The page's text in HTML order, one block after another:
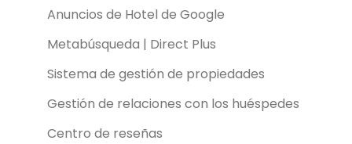
Anuncios de Hotel de Google
Metabúsqueda | Direct Plus
Sistema de gestión de propiedades
Gestión de relaciones con los huéspedes
Centro de reseñas